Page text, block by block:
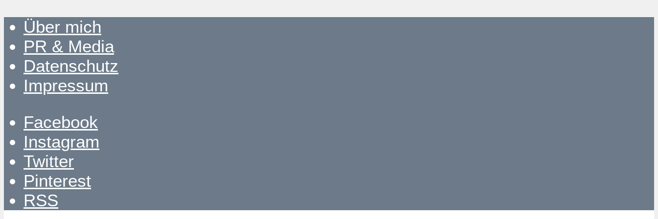
Über mich
PR & Media
Datenschutz
Impressum
Facebook
Instagram
Twitter
Pinterest
RSS